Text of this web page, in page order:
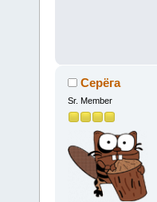
Серёга
Sr. Member